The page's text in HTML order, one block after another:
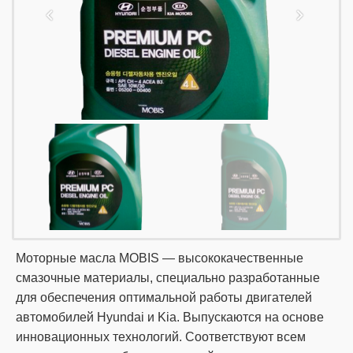
Моторные масла MOBIS — высококачественные
смазочные материалы, специально разработанные
для обеспечения оптимальной работы двигателей
автомобилей Hyundai и Kia. Выпускаются на основе
инновационных технологий. Соответствуют всем